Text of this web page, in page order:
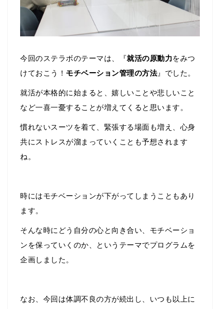
今回のステラボのテーマは、『就活の原動力をみつ
けておこう！ モチベーション管理の方法』でした。
就活が本格的に始まると、嬉しいことや悲しいこと
など一喜一憂することが増えてくると思います。
慣れないスーツを着て、緊張する場面も増え、心身
共にストレスが溜まっていくことも予想されます
ね。
時にはモチベーションが下がってしまうこともあり
ます。
そんな時にどう自分の心と向き合い、モチベーショ
ンを保っていくのか、というテーマでプログラムを
企画しました。
なお、今回は体調不良の方が続出し、いつも以上に